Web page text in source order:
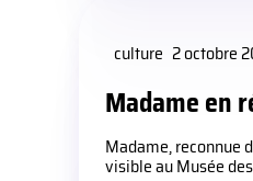
culture 2 octobre
Madame en
Madame, reconnue
visible au Musée